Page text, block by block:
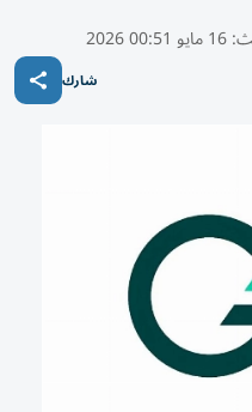
16 مايو 00:51 2026
شارك